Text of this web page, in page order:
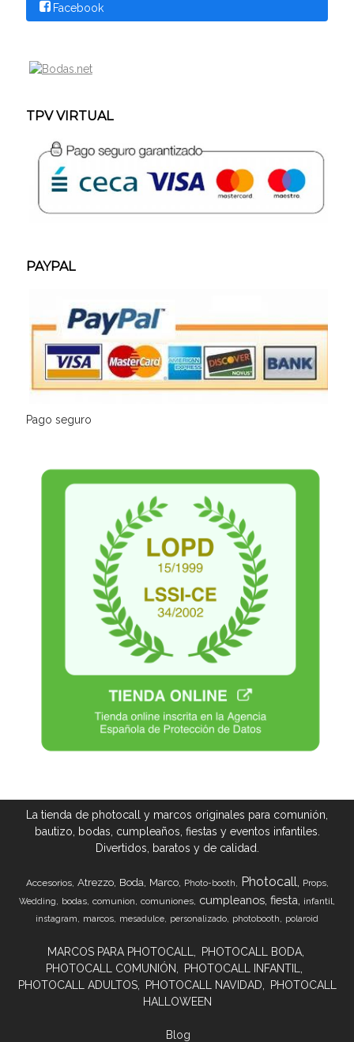
Facebook
TPV VIRTUAL
PAYPAL
Pago seguro
La tienda de photocall y marcos originales para comunión,
bautizo, bodas, cumpleaños, fiestas y eventos infantiles.
Divertidos, baratos y de calidad.
Accesorios Atrezzo Boda Marco Photo-booth Photocall Props
Wedding bodas comunion comuniones cumpleanos fiesta infantil
instagram marcos mesadulce personalizado photobooth polaroid
MARCOS PARA PHOTOCALL
PHOTOCALL BODA
PHOTOCALL COMUNIÓN
PHOTOCALL INFANTIL
PHOTOCALL ADULTOS
PHOTOCALL NAVIDAD
PHOTOCALL
HALLOWEEN
Blog